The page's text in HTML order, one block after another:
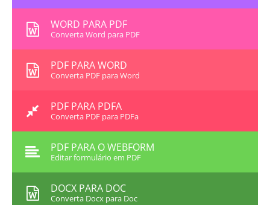
WORD PARA PDF
Converta Word para PDF
PDF PARA WORD
Converta PDF para Word
PDF PARA PDFA
Converta PDF para PDFa
PDF PARA O WEBFORM
Editar formulário em PDF
DOCX PARA DOC
Converta Docx para Doc